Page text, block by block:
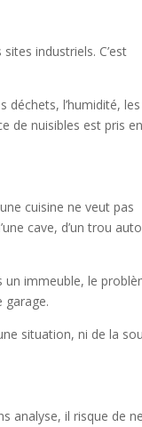
industriels. C’est
déchets, l’humidité, les
de nuisibles est pris en
cuisine ne veut pas
cave, d’un trou
un immeuble, le
garage.
situation, ni de la
analyse, il risque de ne